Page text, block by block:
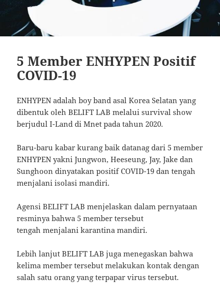
5 Member ENHYPEN Positif
COVID-19
ENHYPEN adalah boy band asal Korea Selatan yang
dibentuk oleh BELIFT LAB melalui survival show
berjudul I-Land di Mnet pada tahun 2020.
Baru-baru kabar kurang baik datanag dari 5 member
ENHYPEN yakni Jungwon, Heeseung, Jay, Jake dan
Sunghoon dinyatakan positif COVID-19 dan tengah
menjalani isolasi mandiri.
Agensi BELIFT LAB menjelaskan dalam pernyataan
resminya bahwa 5 member tersebut
tengah menjalani karantina mandiri.
Lebih lanjut BELIFT LAB juga menegaskan bahwa
kelima member tersebut melakukan kontak dengan
salah satu orang yang terpapar virus tersebut.